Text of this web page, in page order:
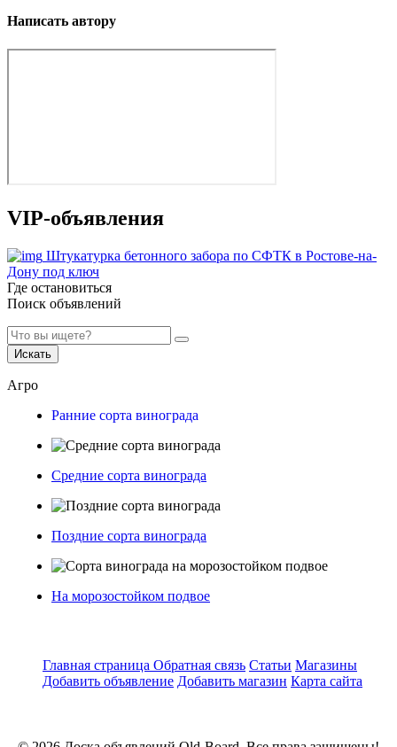
Написать автору
VIP-объявления
Штукатурка бетонного забора по СФТК в Ростове-на-
Дону под ключ
Где остановиться
Поиск объявлений
Искать
Агро
Ранние сорта винограда
Средние сорта винограда
Поздние сорта винограда
На морозостойком подвое
Главная страница Обратная связь Статьи Магазины
Добавить объявление Добавить магазин Карта сайта